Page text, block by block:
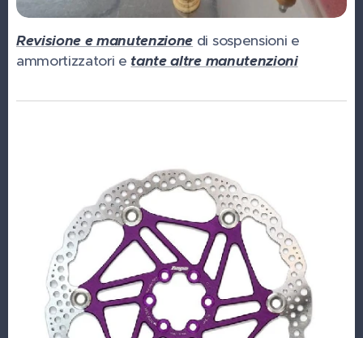
Revisione e manutenzione di sospensioni e
ammortizzatori e tante altre manutenzioni